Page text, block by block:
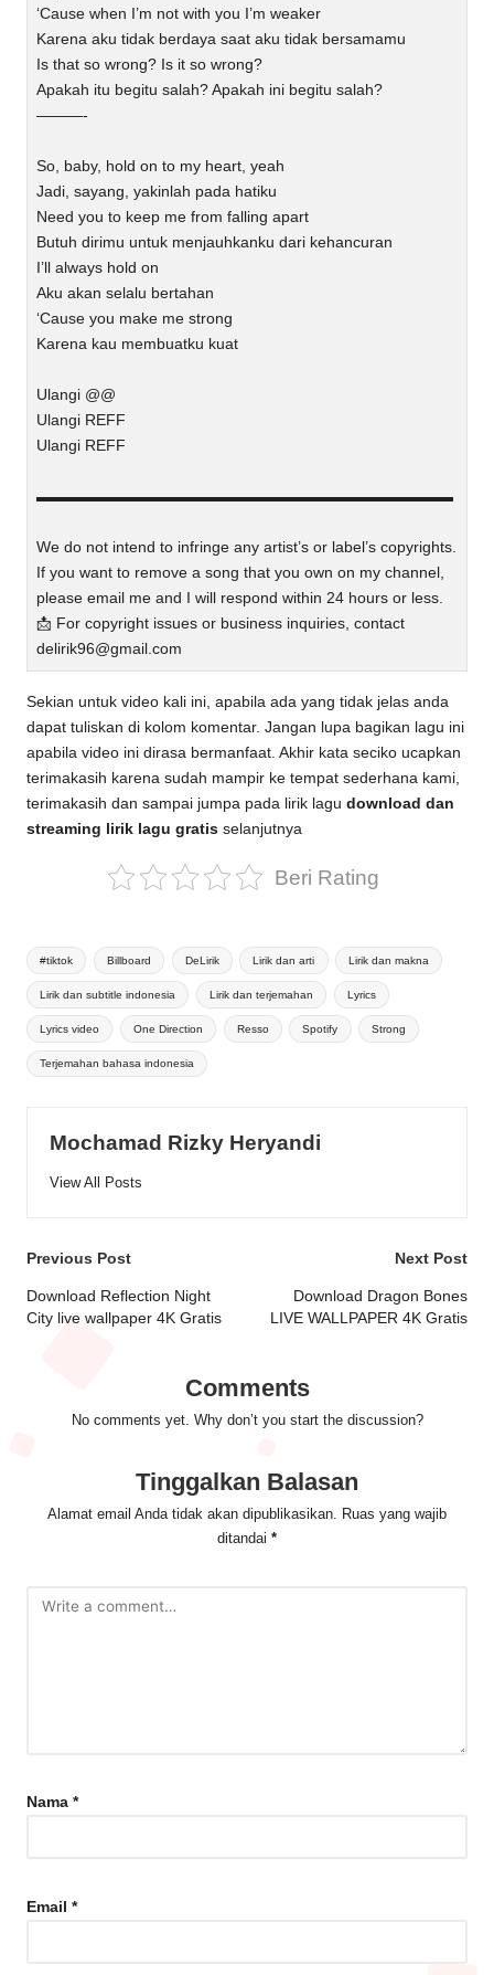
‘Cause when I’m not with you I’m weaker
Karena aku tidak berdaya saat aku tidak bersamamu
Is that so wrong? Is it so wrong?
Apakah itu begitu salah? Apakah ini begitu salah?
———-
So, baby, hold on to my heart, yeah
Jadi, sayang, yakinlah pada hatiku
Need you to keep me from falling apart
Butuh dirimu untuk menjauhkanku dari kehancuran
I’ll always hold on
Aku akan selalu bertahan
‘Cause you make me strong
Karena kau membuatku kuat
Ulangi @@
Ulangi REFF
Ulangi REFF
▬▬▬▬▬▬▬▬▬▬▬▬▬▬▬▬▬▬▬▬▬▬▬▬▬▬▬
We do not intend to infringe any artist’s or label’s copyrights.
If you want to remove a song that you own on my channel,
please email me and I will respond within 24 hours or less.
📩 For copyright issues or business inquiries, contact
delirik96@gmail.com
Sekian untuk video kali ini, apabila ada yang tidak jelas anda
dapat tuliskan di kolom komentar. Jangan lupa bagikan lagu ini
apabila video ini dirasa bermanfaat. Akhir kata seciko ucapkan
terimakasih karena sudah mampir ke tempat sederhana kami,
terimakasih dan sampai jumpa pada lirik lagu download dan
streaming lirik lagu gratis selanjutnya
Beri Rating
Tags:
#tiktok Billboard DeLirik Lirik dan arti Lirik dan makna
Lirik dan subtitle indonesia Lirik dan terjemahan Lyrics
Lyrics video One Direction Resso Spotify Strong
Terjemahan bahasa indonesia
Mochamad Rizky Heryandi
View All Posts
Post
navigation
Previous Post
Download Reflection Night
City live wallpaper 4K Gratis
Next Post
Download Dragon Bones
LIVE WALLPAPER 4K Gratis
Comments
No comments yet. Why don’t you start the discussion?
Tinggalkan Balasan
Alamat email Anda tidak akan dipublikasikan. Ruas yang wajib
ditandai *
Nama *
Email *